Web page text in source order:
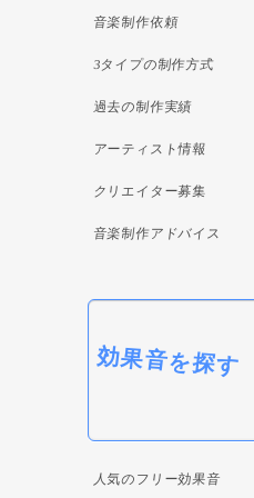
音楽制作依頼
3タイプの制作方式
過去の制作実績
アーティスト情報
クリエイター募集
音楽制作アドバイス
効果音を探す
人気のフリー効果音